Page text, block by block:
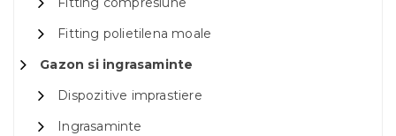
Fitting polietilena moale
Gazon si ingrasaminte
Dispozitive imprastiere
Ingrasaminte